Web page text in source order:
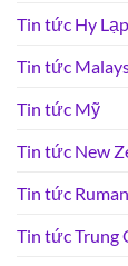
Tin tức Hy Lạp
Tin tức
Tin tức Mỹ
Tin tức New
Tin tức
Tin tức Trung